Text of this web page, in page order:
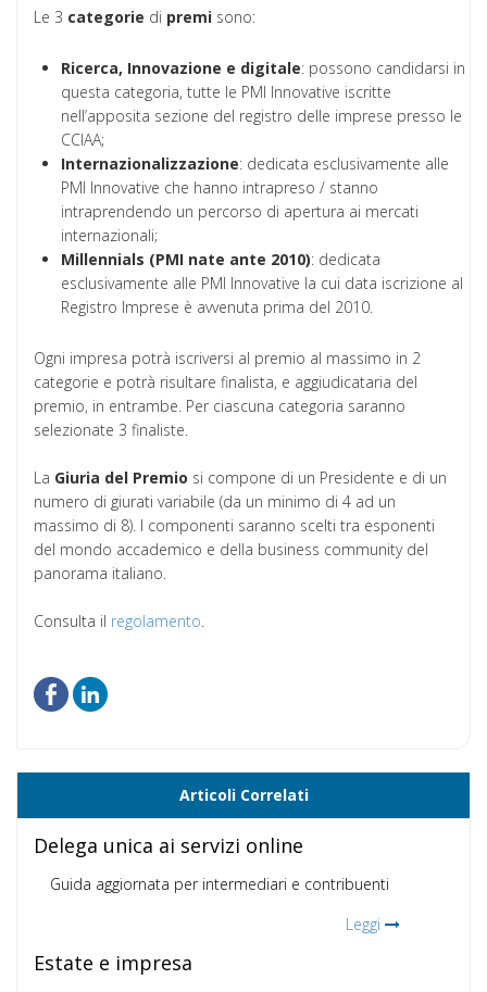
Le 3 categorie di premi sono:
Ricerca, Innovazione e digitale: possono candidarsi in
questa categoria, tutte le PMI Innovative iscritte
nell’apposita sezione del registro delle imprese presso le
CCIAA;
Internazionalizzazione: dedicata esclusivamente alle
PMI Innovative che hanno intrapreso / stanno
intraprendendo un percorso di apertura ai mercati
internazionali;
Millennials (PMI nate ante 2010): dedicata
esclusivamente alle PMI Innovative la cui data iscrizione al
Registro Imprese è avvenuta prima del 2010.
Ogni impresa potrà iscriversi al premio al massimo in 2
categorie e potrà risultare finalista, e aggiudicataria del
premio, in entrambe. Per ciascuna categoria saranno
selezionate 3 finaliste.
La Giuria del Premio si compone di un Presidente e di un
numero di giurati variabile (da un minimo di 4 ad un
massimo di 8). I componenti saranno scelti tra esponenti
del mondo accademico e della business community del
panorama italiano.
Consulta il regolamento.
Articoli Correlati
Delega unica ai servizi online
Guida aggiornata per intermediari e contribuenti
Leggi
Estate e impresa